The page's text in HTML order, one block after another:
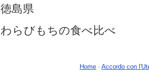
徳島県
わらびもちの食べ比べ
Home - Accordo con